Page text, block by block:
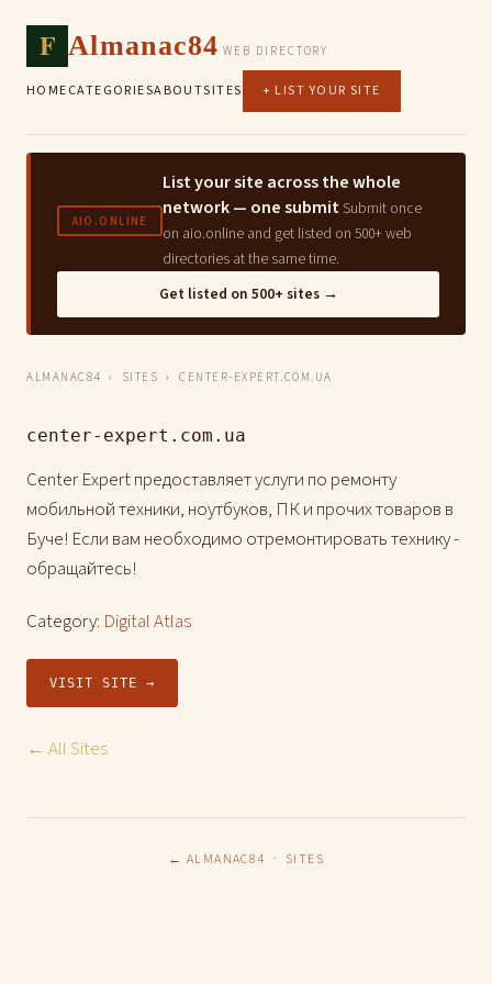
F Almanac84 WEB DIRECTORY
HOMECATEGORIESABOUTSITES + LIST YOUR SITE
AIO.ONLINE
List your site across the whole
network — one submit Submit once
on aio.online and get listed on 500+ web
directories at the same time.
Get listed on 500+ sites →
ALMANAC84 › SITES › CENTER-EXPERT.COM.UA
center-expert.com.ua
Center Expert предоставляет услуги по ремонту
мобильной техники, ноутбуков, ПК и прочих товаров в
Буче! Если вам необходимо отремонтировать технику -
обращайтесь!
Category: Digital Atlas
VISIT SITE →
← All Sites
← ALMANAC84 · SITES